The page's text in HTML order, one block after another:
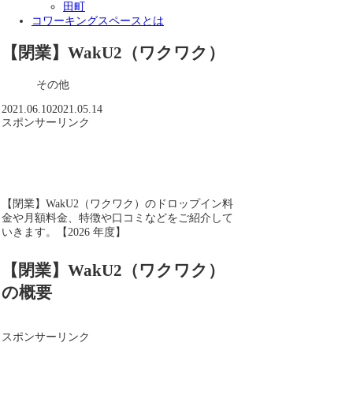
田町
コワーキングスペースとは
【閉業】WakU2（ワクワク）
その他
2021.06.102021.05.14
スポンサーリンク
【閉業】WakU2（ワクワク）のドロップイン料
金や月額料金、特徴や口コミなどをご紹介して
いきます。【2026 年度】
【閉業】WakU2（ワクワク）
の概要
スポンサーリンク